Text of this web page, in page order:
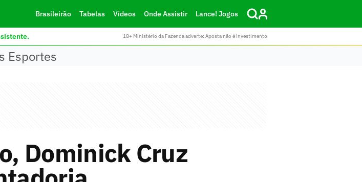
Brasileirão Tabelas Vídeos Onde Assistir Lance! Jogos
18+ Ministério da Fazenda adverte: Aposta não é investimento
Esportes
Dominick Cruz